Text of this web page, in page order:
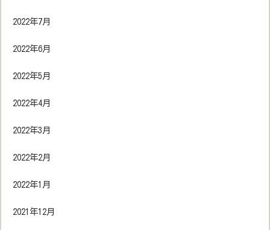
2022年7月
2022年6月
2022年5月
2022年4月
2022年3月
2022年2月
2022年1月
2021年12月